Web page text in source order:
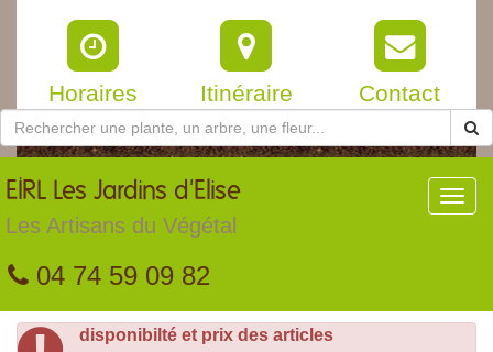
Horaires Itinéraire Contact
EIRL Les Jardins d'Elise
Les Artisans du Végétal
04 74 59 09 82
disponibilté et prix des articles